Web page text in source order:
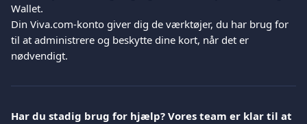
Wallet.
Din Viva.com-konto giver dig de værktøjer, du har brug for
til at administrere og beskytte dine kort, når det er
nødvendigt.
Har du stadig brug for hjælp? Vores team er klar til at